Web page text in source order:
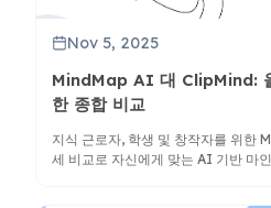
Nov 5, 2025
MindMap AI 대 ClipMind:
한 종합 비교
지식 근로자, 학생 및 창작자를 위한
세 비교로 자신에게 맞는 AI 기반 마